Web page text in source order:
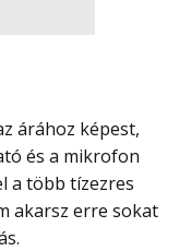
és a mikrofon
a több tízezres
akarsz erre sokat